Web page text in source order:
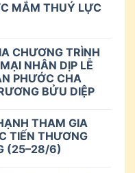
MẮM THUÝ LỰC
CHƯƠNG TRÌNH
NHÂN DỊP LỄ
PHƯỚC CHA
BỬU DIỆP
THAM GIA
TIẾN THƯƠNG
(25–28/6)